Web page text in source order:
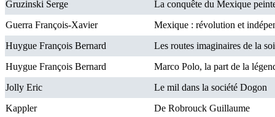
Gruzinski Serge
La conquête du Mexique
Guerra François-Xavier
Mexique : révolution et
Huygue François Bernard
Les routes imaginaires de la
Huygue François Bernard
Marco Polo, la part de la
Jolly Eric
Le mil dans la société Dogon
Kappler
De Robrouck Guillaume